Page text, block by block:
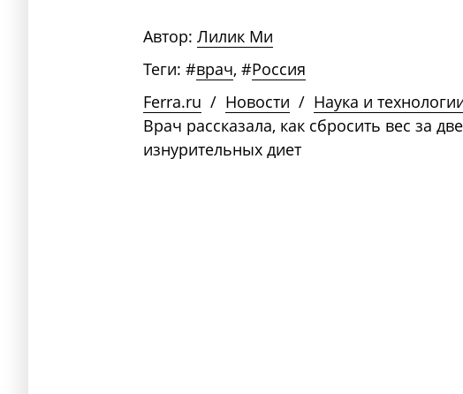
Автор: Лилик Ми
Теги: #врач, #Россия
Ferra.ru / Новости / Наука и
Врач рассказала, как сбросить вес за
изнурительных диет